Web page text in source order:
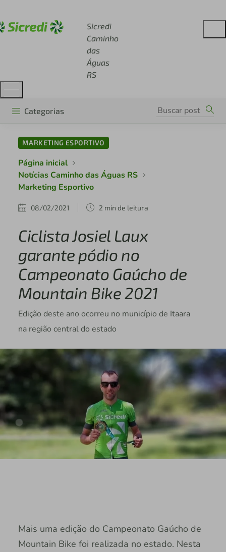
Sicredi
Caminho
das
Águas
RS
Categorias
MARKETING ESPORTIVO
Página inicial
Notícias Caminho das Águas RS
Marketing Esportivo
08/02/2021 2 min de leitura
Ciclista Josiel Laux
garante pódio no
Campeonato Gaúcho de
Mountain Bike 2021
Edição deste ano ocorreu no município de Itaara
na região central do estado
Mais uma edição do Campeonato Gaúcho de
Mountain Bike foi realizada no estado. Nesta